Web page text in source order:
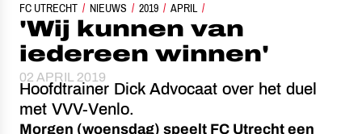
FC UTRECHT NIEUWS 2019 APRIL
'WIJ KUNNEN VAN IEDEREEN WINNEN'
'Wij kunnen van
iedereen winnen'
02 APRIL 2019
Hoofdtrainer Dick Advocaat over het duel
met VVV-Venlo.
Morgen (woensdag) speelt FC Utrecht een